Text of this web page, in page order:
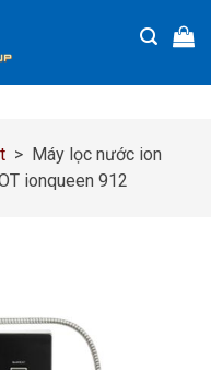
> Máy lọc nước ion
ionqueen 912